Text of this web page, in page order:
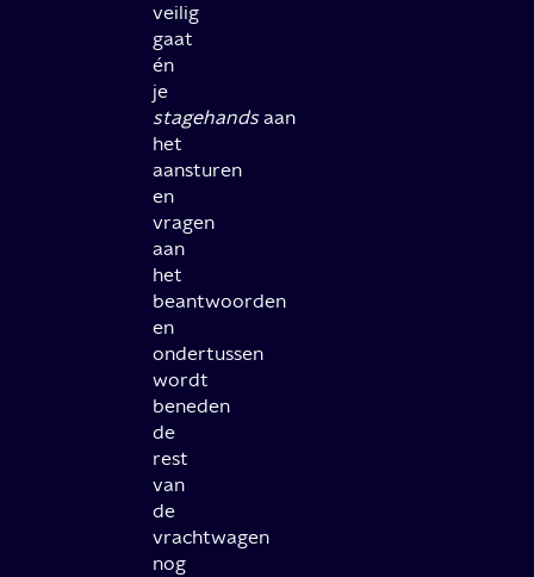
veilig
gaat
én
je
stagehandsaan
het
aansturen
en
vragen
aan
het
beantwoorden
en
ondertussen
wordt
beneden
de
rest
van
de
vrachtwagen
nog